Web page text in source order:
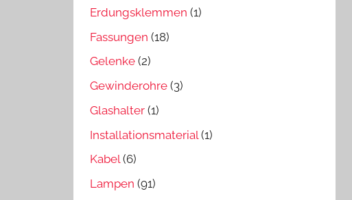
Erdungsklemmen (1)
Fassungen (18)
Gelenke (2)
Gewinderohre (3)
Glashalter (1)
Installationsmaterial (1)
Kabel(6)
Lampen (91)